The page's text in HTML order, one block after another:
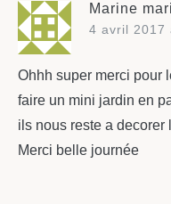
Marine
4 avril 2017
Ohhh super merci pour
faire un mini jardin en
ils nous reste a decorer
Merci belle journée